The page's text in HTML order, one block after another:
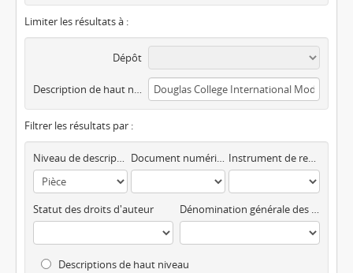
Limiter les résultats à :
Dépôt
Description de haut niveau
Filtrer les résultats par :
Niveau de description Document numérique disponible Instrument de recherche
Statut des droits d'auteur Dénomination générale des documents
Descriptions de haut niveau